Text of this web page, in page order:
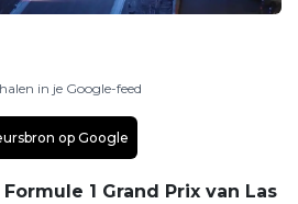
in je Google-feed
op Google
1 Grand Prix van Las